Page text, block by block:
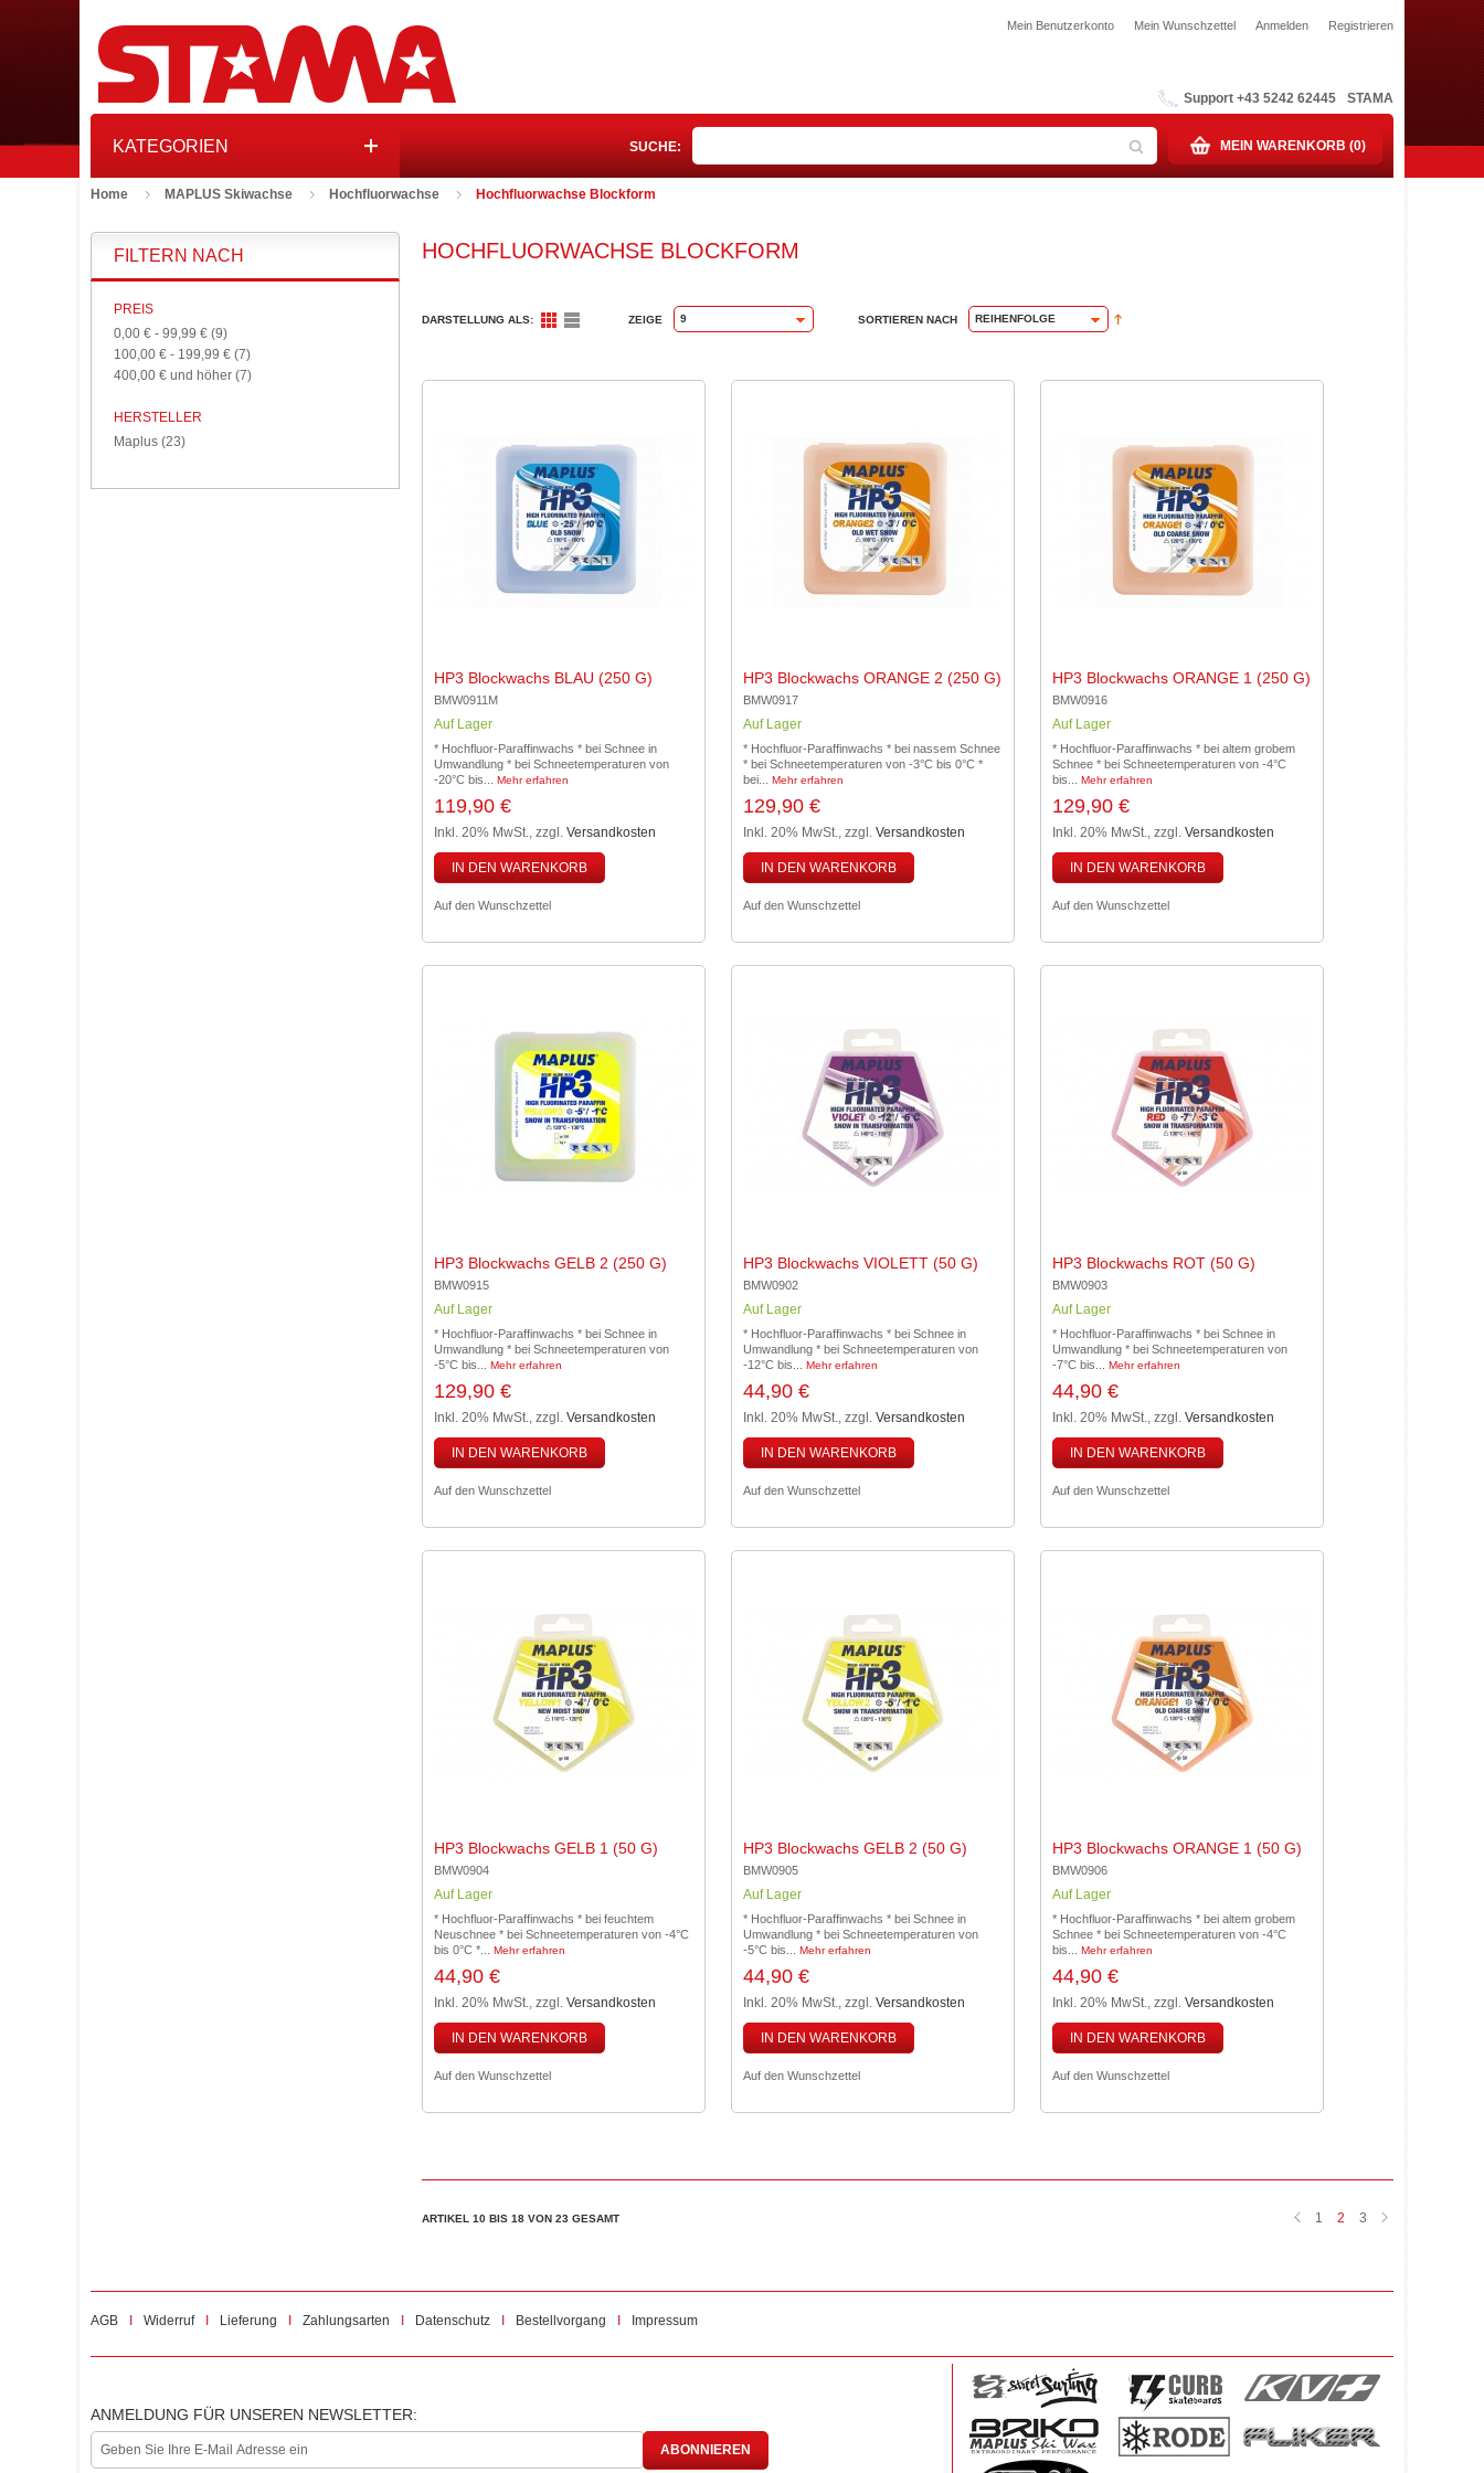
Mein Benutzerkonto Mein Wunschzettel Anmelden Registrieren
Support +43 5242 62445 STAMA
MEIN WARENKORB (0)
SUCHE:
KATEGORIEN
Home MAPLUS Skiwachse Hochfluorwachse Hochfluorwachse Blockform
HOCHFLUORWACHSE BLOCKFORM
DARSTELLUNG ALS: ZEIGE 9 SORTIEREN NACH REIHENFOLGE
HP3 Blockwachs BLAU (250 G)
BMW0911M
Auf Lager
* Hochfluor-Paraffinwachs * bei Schnee in
Umwandlung * bei Schneetemperaturen von
-20°C bis... Mehr erfahren
119,90 €
Inkl. 20% MwSt., zzgl. Versandkosten
IN DEN WARENKORB
Auf den Wunschzettel
HP3 Blockwachs ORANGE 2 (250 G)
BMW0917
Auf Lager
* Hochfluor-Paraffinwachs * bei nassem Schnee
* bei Schneetemperaturen von -3°C bis 0°C *
bei... Mehr erfahren
129,90 €
Inkl. 20% MwSt., zzgl. Versandkosten
IN DEN WARENKORB
Auf den Wunschzettel
HP3 Blockwachs ORANGE 1 (250 G)
BMW0916
Auf Lager
* Hochfluor-Paraffinwachs * bei altem grobem
Schnee * bei Schneetemperaturen von -4°C
bis... Mehr erfahren
129,90 €
Inkl. 20% MwSt., zzgl. Versandkosten
IN DEN WARENKORB
Auf den Wunschzettel
HP3 Blockwachs GELB 2 (250 G)
BMW0915
Auf Lager
* Hochfluor-Paraffinwachs * bei Schnee in
Umwandlung * bei Schneetemperaturen von
-5°C bis... Mehr erfahren
129,90 €
Inkl. 20% MwSt., zzgl. Versandkosten
IN DEN WARENKORB
Auf den Wunschzettel
HP3 Blockwachs VIOLETT (50 G)
BMW0902
Auf Lager
* Hochfluor-Paraffinwachs * bei Schnee in
Umwandlung * bei Schneetemperaturen von
-12°C bis... Mehr erfahren
44,90 €
Inkl. 20% MwSt., zzgl. Versandkosten
IN DEN WARENKORB
Auf den Wunschzettel
HP3 Blockwachs ROT (50 G)
BMW0903
Auf Lager
* Hochfluor-Paraffinwachs * bei Schnee in
Umwandlung * bei Schneetemperaturen von
-7°C bis... Mehr erfahren
44,90 €
Inkl. 20% MwSt., zzgl. Versandkosten
IN DEN WARENKORB
Auf den Wunschzettel
HP3 Blockwachs GELB 1 (50 G)
BMW0904
Auf Lager
* Hochfluor-Paraffinwachs * bei feuchtem
Neuschnee * bei Schneetemperaturen von -4°C
bis 0°C *... Mehr erfahren
44,90 €
Inkl. 20% MwSt., zzgl. Versandkosten
IN DEN WARENKORB
Auf den Wunschzettel
HP3 Blockwachs GELB 2 (50 G)
BMW0905
Auf Lager
* Hochfluor-Paraffinwachs * bei Schnee in
Umwandlung * bei Schneetemperaturen von
-5°C bis... Mehr erfahren
44,90 €
Inkl. 20% MwSt., zzgl. Versandkosten
IN DEN WARENKORB
Auf den Wunschzettel
HP3 Blockwachs ORANGE 1 (50 G)
BMW0906
Auf Lager
* Hochfluor-Paraffinwachs * bei altem grobem
Schnee * bei Schneetemperaturen von -4°C
bis... Mehr erfahren
44,90 €
Inkl. 20% MwSt., zzgl. Versandkosten
IN DEN WARENKORB
Auf den Wunschzettel
ARTIKEL 10 BIS 18 VON 23 GESAMT 1 2 3
FILTERN NACH
PREIS
0,00 € - 99,99 € (9)
100,00 € - 199,99 € (7)
400,00 € und höher (7)
HERSTELLER
Maplus (23)
AGB Widerruf Lieferung Zahlungsarten Datenschutz Bestellvorgang Impressum
ANMELDUNG FÜR UNSEREN NEWSLETTER:
ABONNIEREN